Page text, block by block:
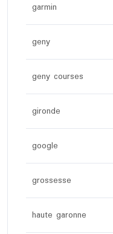
garmin
geny
geny courses
gironde
google
grossesse
haute garonne